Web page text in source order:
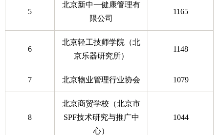
5
北京新中一健康管理有
限公司
1165
6
北京轻工技师学院（北
京乐器研究所）
1148
7 北京物业管理行业协会 1079
8
北京商贸学校（北京市
SPF技术研究与推广中
心）
1044